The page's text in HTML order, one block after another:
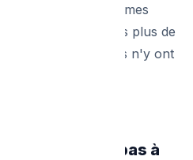
Généralement, les primes
construits depuis plus de
flambant neuves n'y ont
sa demande pas à